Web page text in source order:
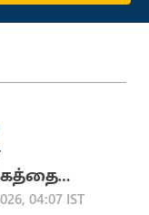
விஜய்..?
04:07 IST